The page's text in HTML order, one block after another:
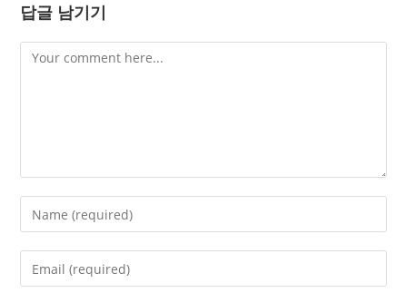
답글 남기기
Comment
Enter
your
name
Enter
your